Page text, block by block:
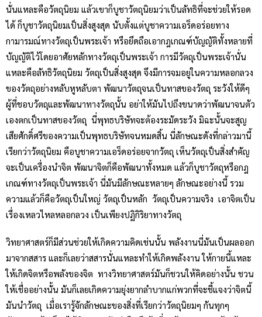
นั่นแหละคือวัตถุนิยม แล้วเขาก็บูชาวัตถุนิยมว่าเป็นลัทธิที่จะช่วยให้รอด
ได้ ก็บูชาวัตถุนิยมเป็นสิ่งสูงสุด นับตั้งแต่บูชาความเอร็ดอร่อยทาง
กามารมณ์ทางวัตถุเป็นพระเจ้า หรือยึดถือเอากฎเกณฑ์บัญญัติทั้งหลายที่
บัญญัติไว้โดยอาศัยหลักทางวัตถุเป็นพระเจ้า การมีวัตถุเป็นพระเจ้านั่น
แหละคือลัทธิวัตถุนิยม วัตถุเป็นสิ่งสูงสุด จึงมีการจมอยู่ในความหลอกลวง
ของวัตถุอย่างหลับหูหลับตา พัฒนาวัตถุจนเป็นทาสของวัตถุ ระวังให้ดีๆ
ผู้ที่ชอบวัตถุและพัฒนาทางวัตถุนั้น อย่าให้มันไปถึงขนาดว่าพัฒนาจนตัว
เองตกเป็นทาสของวัตถุ นี่พุทธบริษัทจะต้องระมัดระวัง มิฉะนั้นจะสูญ
เสียศักดิ์ศรีของความเป็นพุทธบริษัทจนหมดสิ้น นี่ลักษณะดังที่กล่าวมานี้
เรียกว่าวัตถุนิยม คือบูชาความเอร็ดอร่อยจากวัตถุ เห็นวัตถุเป็นสิ่งสำคัญ
จะเป็นเครื่องนำจิต พัฒนาจิตก็คือพัฒนาทั้งหมด แล้วก็บูชาวัตถุหรือกฎ
เกณฑ์ทางวัตถุเป็นพระเจ้า นี่มันมีลักษณะหลายๆ ลักษณะอย่างนี้ รวม
ความแล้วก็คือวัตถุเป็นใหญ่ วัตถุเป็นหลัก วัตถุเป็นความจริง เอาจิตเป็น
เรื่องเหลวไหลหลอกลวง เป็นเพียงปฏิกิริยาทางวัตถุ
วิทยาศาสตร์ก็มีส่วนช่วยให้เกิดความคิดเช่นนั้น พลังงานนี่มันเป็นผลออก
มาจากสสาร และก็เลยว่าสสารนั่นแหละทำให้เกิดพลังงาน ให้กายนี้แหละ
ให้เกิดจิตหรือพลังของจิต ทางวิทยาศาสตร์มันก็ชวนให้คิดอย่างนั้น ชวน
ให้เชื่ออย่างนั้น มันก็เลยเกิดความยุ่งยากลำบากแก่พวกที่จะชี้แจงว่าจิตนี้
มันนำวัตถุ เมื่อเรารู้จักลักษณะของสิ่งที่เรียกว่าวัตถุนิยมๆ กันทุกๆ